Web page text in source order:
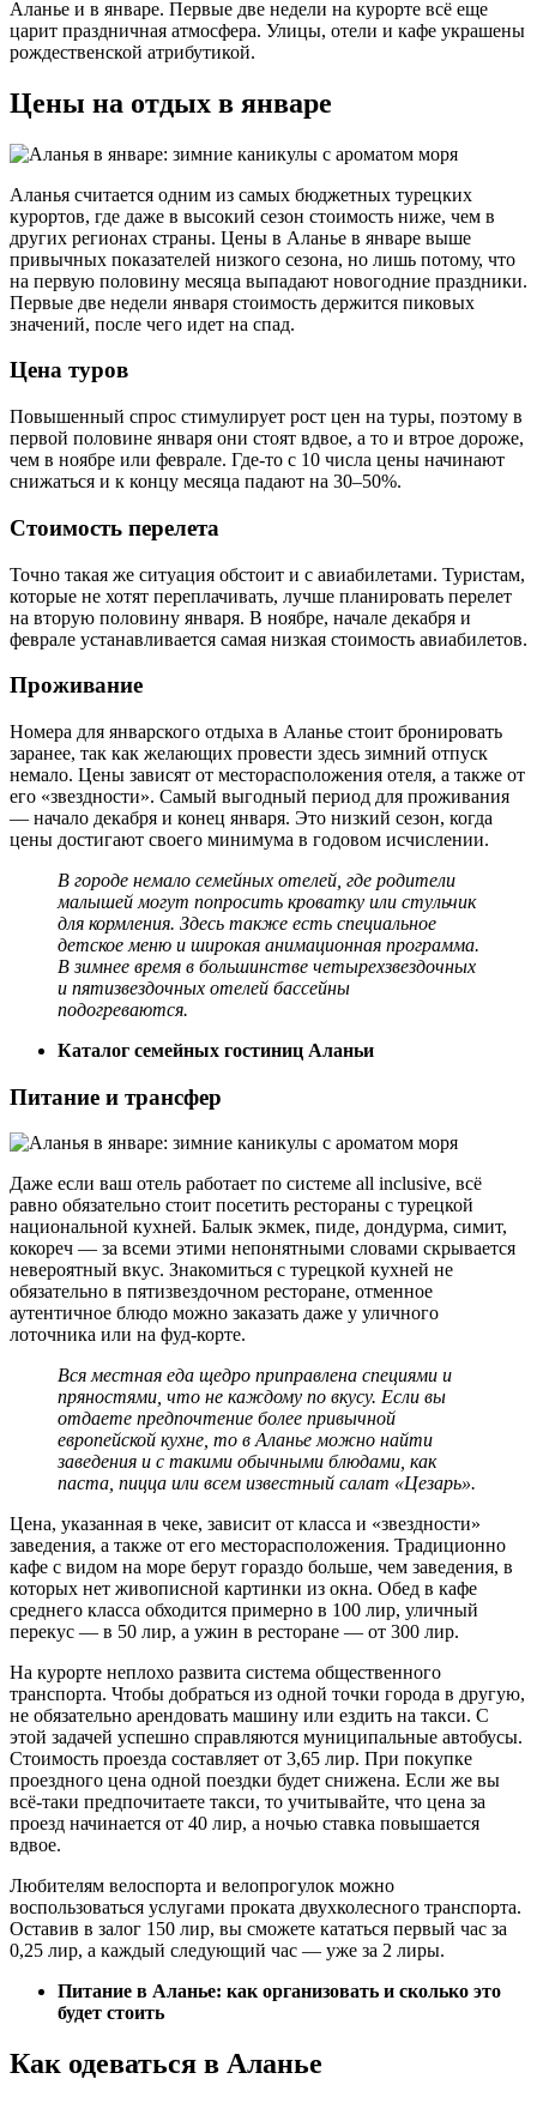
Аланье и в январе. Первые две недели на курорте всё еще
царит праздничная атмосфера. Улицы, отели и кафе украшены
рождественской атрибутикой.
Цены на отдых в январе
Аланья считается одним из самых бюджетных турецких
курортов, где даже в высокий сезон стоимость ниже, чем в
других регионах страны. Цены в Аланье в январе выше
привычных показателей низкого сезона, но лишь потому, что
на первую половину месяца выпадают новогодние праздники.
Первые две недели января стоимость держится пиковых
значений, после чего идет на спад.
Цена туров
Повышенный спрос стимулирует рост цен на туры, поэтому в
первой половине января они стоят вдвое, а то и втрое дороже,
чем в ноябре или феврале. Где-то с 10 числа цены начинают
снижаться и к концу месяца падают на 30–50%.
Стоимость перелета
Точно такая же ситуация обстоит и с авиабилетами. Туристам,
которые не хотят переплачивать, лучше планировать перелет
на вторую половину января. В ноябре, начале декабря и
феврале устанавливается самая низкая стоимость авиабилетов.
Проживание
Номера для январского отдыха в Аланье стоит бронировать
заранее, так как желающих провести здесь зимний отпуск
немало. Цены зависят от месторасположения отеля, а также от
его «звездности». Самый выгодный период для проживания
— начало декабря и конец января. Это низкий сезон, когда
цены достигают своего минимума в годовом исчислении.
В городе немало семейных отелей, где родители
малышей могут попросить кроватку или стульчик
для кормления. Здесь также есть специальное
детское меню и широкая анимационная программа.
В зимнее время в большинстве четырехзвездочных
и пятизвездочных отелей бассейны
подогреваются.
Каталог семейных гостиниц Аланьи
Питание и трансфер
Даже если ваш отель работает по системе all inclusive, всё
равно обязательно стоит посетить рестораны с турецкой
национальной кухней. Балык экмек, пиде, дондурма, симит,
кокореч — за всеми этими непонятными словами скрывается
невероятный вкус. Знакомиться с турецкой кухней не
обязательно в пятизвездочном ресторане, отменное
аутентичное блюдо можно заказать даже у уличного
лоточника или на фуд-корте.
Вся местная еда щедро приправлена специями и
пряностями, что не каждому по вкусу. Если вы
отдаете предпочтение более привычной
европейской кухне, то в Аланье можно найти
заведения и с такими обычными блюдами, как
паста, пицца или всем известный салат «Цезарь».
Цена, указанная в чеке, зависит от класса и «звездности»
заведения, а также от его месторасположения. Традиционно
кафе с видом на море берут гораздо больше, чем заведения, в
которых нет живописной картинки из окна. Обед в кафе
среднего класса обходится примерно в 100 лир, уличный
перекус — в 50 лир, а ужин в ресторане — от 300 лир.
На курорте неплохо развита система общественного
транспорта. Чтобы добраться из одной точки города в другую,
не обязательно арендовать машину или ездить на такси. С
этой задачей успешно справляются муниципальные автобусы.
Стоимость проезда составляет от 3,65 лир. При покупке
проездного цена одной поездки будет снижена. Если же вы
всё-таки предпочитаете такси, то учитывайте, что цена за
проезд начинается от 40 лир, а ночью ставка повышается
вдвое.
Любителям велоспорта и велопрогулок можно
воспользоваться услугами проката двухколесного транспорта.
Оставив в залог 150 лир, вы сможете кататься первый час за
0,25 лир, а каждый следующий час — уже за 2 лиры.
Питание в Аланье: как организовать и сколько это
будет стоить
Как одеваться в Аланье